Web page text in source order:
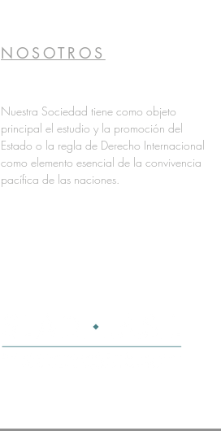
NOSOTROS
Nuestra Sociedad tiene como objeto
principal el estudio y la promoción del
Estado o la regla de Derecho Internacional
como elemento esencial de la convivencia
pacífica de las naciones.